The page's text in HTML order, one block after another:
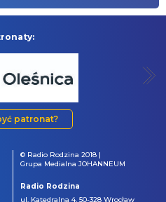
patronat?
© Radio Rodzina 2018 |
Grupa Medialna JOHANNEUM
Radio Rodzina
ul. Katedralna 4, 50-328 Wrocław